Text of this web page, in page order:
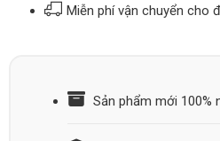
Miễn phí vận chuyển cho
Sản phẩm mới 100%